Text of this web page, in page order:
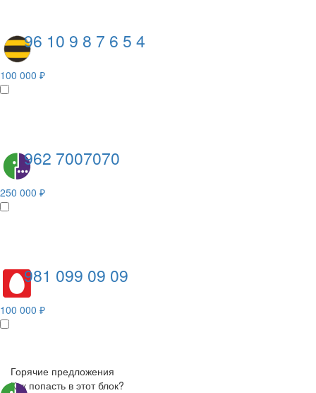
96 10 9 8 7 6 5 4
100 000 ₽
962 7007070
250 000 ₽
981 099 09 09
100 000 ₽
Горячие предложения
Как попасть в этот блок?